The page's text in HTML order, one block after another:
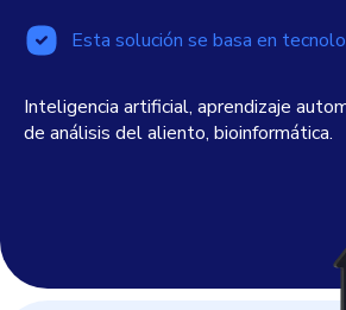
Esta solución se basa en
Inteligencia artificial, aprendizaje
de análisis del aliento, bioinformática.